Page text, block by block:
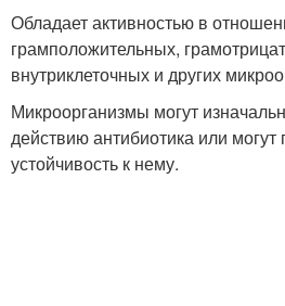
Обладает активностью в
грамположительных,
внутриклеточных и других
Микроорганизмы могут
действию антибиотика или могут
устойчивость к нему.